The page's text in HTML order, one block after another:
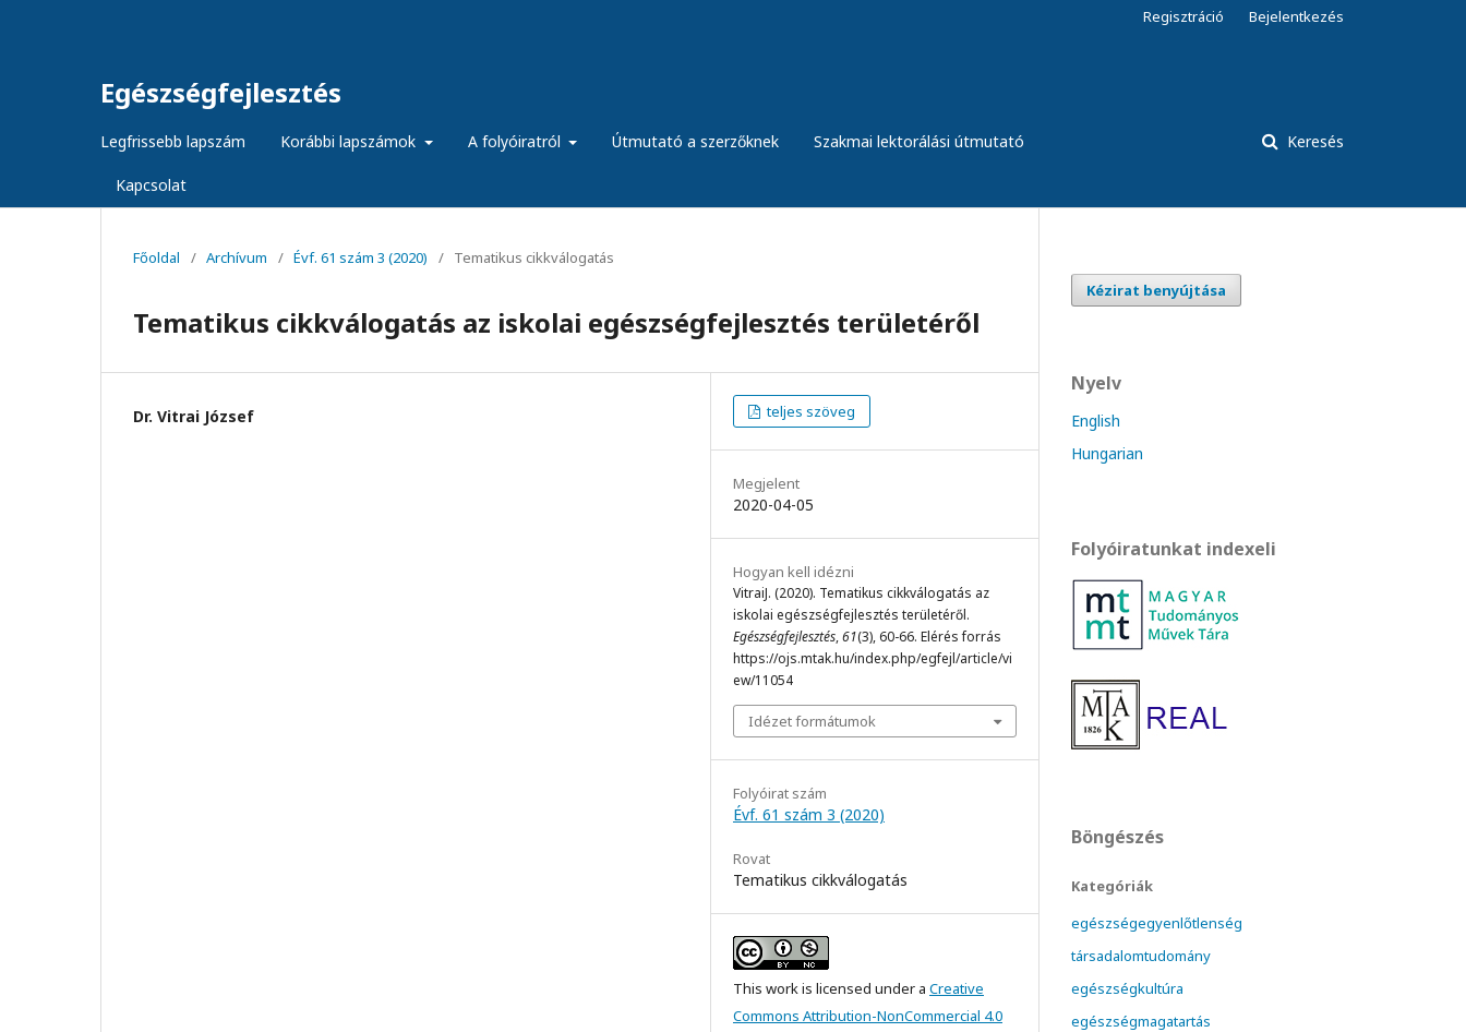
Egészségfejlesztés
Legfrissebb lapszám Korábbi lapszámok A folyóiratról Útmutató a szerzőknek Szakmai lektorálási útmutató
Kapcsolat
Keresés
Regisztráció Bejelentkezés
Főoldal / Archívum / Évf. 61 szám 3 (2020) / Tematikus cikkválogatás
Tematikus cikkválogatás az iskolai egészségfejlesztés területéről
Dr. Vitrai József teljes szöveg
Megjelent
2020-04-05
Hogyan kell idézni
VitraiJ. (2020). Tematikus cikkválogatás az
iskolai egészségfejlesztés területéről.
Egészségfejlesztés,61(3), 60-66. Elérés forrás
https://ojs.mtak.hu/index.php/egfejl/article/vi
ew/11054
Idézet formátumok
Folyóirat szám
Évf. 61 szám 3 (2020)
Rovat
Tematikus cikkválogatás
This work is licensed under a Creative
Commons Attribution-NonCommercial 4.0
Kézirat benyújtása
Nyelv
English
Hungarian
Folyóiratunkat indexeli
Böngészés
Kategóriák
egészségegyenlőtlenség
társadalomtudomány
egészségkultúra
egészségmagatartás